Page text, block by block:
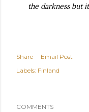
the darkness but
Share
Email Post
Labels: Finland
COMMENTS